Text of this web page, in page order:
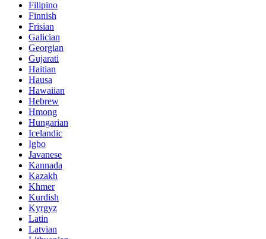
Filipino
Finnish
Frisian
Galician
Georgian
Gujarati
Haitian
Hausa
Hawaiian
Hebrew
Hmong
Hungarian
Icelandic
Igbo
Javanese
Kannada
Kazakh
Khmer
Kurdish
Kyrgyz
Latin
Latvian